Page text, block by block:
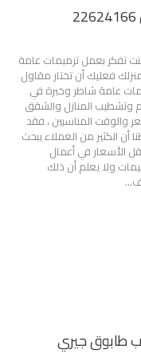
تفكر بعمل ترميمات عامة
فعليك أن تختار مقاول
عامة شاطر وخبرة في
وتشطيب المنازل والشقق
والوقت المناسبين ، فقد
أن الكثير من العملاء يبحث
الأسعار في أعمال
ولا يعلم أن ذلك